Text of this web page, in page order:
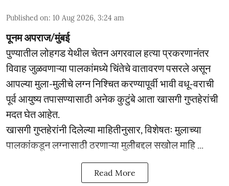
Published on: 10 Aug 2026, 3:24 am
पूनम अपराज/मुंबई
पुण्यातील लोहगड येथील चेतन अगरवाल हत्या प्रकरणानंतर
विवाह जुळवणाऱ्या पालकांमध्ये चिंतेचे वातावरण पसरले असून
आपल्या मुला-मुलीचे लग्न निश्चित करण्यापूर्वी भावी वधू-वराची
पूर्व आयुष्य तपासण्यासाठी अनेक कुटुंबे आता खासगी गुप्तहेरांची
मदत घेत आहेत.
खासगी गुप्तहेरांनी दिलेल्या माहितीनुसार, विशेषतः मुलाच्या
पालकांकडून लग्नासाठी ठरणाऱ्या मुलीबद्दल सखोल माहि ...
Read More